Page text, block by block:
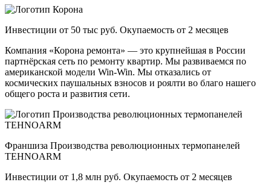
Инвестиции от 50 тыс руб. Окупаемость от 2 месяцев
Компания «Корона ремонта» — это крупнейшая в России
партнёрская сеть по ремонту квартир. Мы развиваемся по
американской модели Win-Win. Мы отказались от
космических паушальных взносов и роялти во благо нашего
общего роста и развития сети.
Франшиза Производства революционных термопанелей
TEHNOARM
Инвестиции от 1,8 млн руб. Окупаемость от 2 месяцев